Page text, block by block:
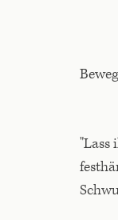
"Lass